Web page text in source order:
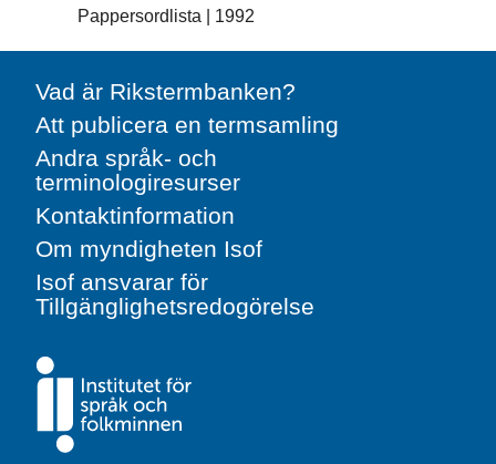
Pappersordlista | 1992
Vad är Rikstermbanken?
Att publicera en termsamling
Andra språk- och
terminologiresurser
Kontaktinformation
Om myndigheten Isof
Isof ansvarar för
Tillgänglighetsredogörelse